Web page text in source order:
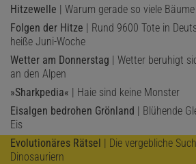
Hitzewelle | Warum gerade so viele
Folgen der Hitze | Rund 9600 Tote in
heiße Juni-Woche
Wetter am Donnerstag | Wetter beruhigt
an den Alpen
»Sharkpedia« | Haie sind keine Monster
Eisalgen bedrohen Grönland | Blühende
Eis
Evolutionäres Rätsel | Die vergebliche
Dinosauriern